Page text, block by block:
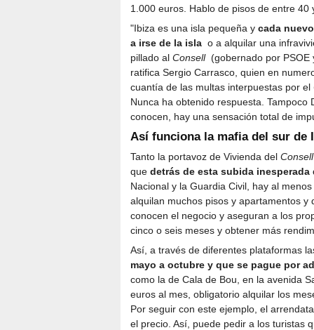
1.000 euros. Hablo de pisos de entre
"Ibiza es una isla pequeña y cada
a irse de la islao a alquilar una
pillado al Consell(gobernado por PSOE
ratifica Sergio Carrasco, quien en
cuantía de las multas interpuestas por el
Nunca ha obtenido respuesta.
conocen, hay una sensación total de
Así funciona la mafia del sur de
Tanto la portavoz de Vivienda del Consell
que detrás de esta subida
Nacional y la Guardia Civil, hay al
alquilan muchos pisos y apartamentos
conocen el negocio y aseguran a los
cinco o seis meses y obtener más
Así, a través de diferentes plataformas
mayo a octubre y que se pague por
como la de Cala de Bou, en la avenida
euros al mes, obligatorio alquilar los
Por seguir con este ejemplo, el
el precio. Así, puede pedir a los turistas